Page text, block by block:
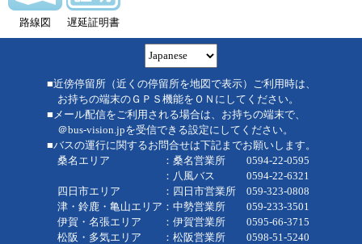
路線図 遅延証明書
■近傍停留所（近くの停留所を地図で表示）ご利用時は、
お持ちの端末のＧＰＳ機能をＯＮにしてください。
■メール配信をご利用される場合は、お持ちの端末で、
＠bus-vision.jpを受信できる設定にしてください。
■バスの運行に関するお問合せは下記までお願いします。
桑名エリア ：桑名営業所 0594-22-0595
：八風バス 0594-22-6321
四日市エリア ：四日市営業所 059-323-0808
津・鈴鹿・亀山エリア：中勢営業所 059-233-3501
伊賀・名張エリア ：伊賀営業所 0595-66-3715
松阪・多気エリア ：松阪営業所 0598-51-5240